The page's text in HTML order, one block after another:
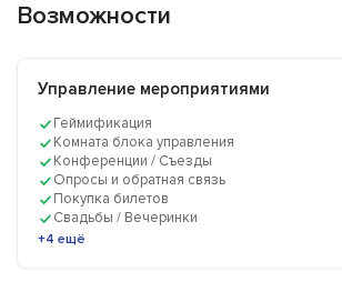
Возможности
Управление мероприятиями
Геймификация
Комната блока управления
Конференции / Съезды
Опросы и обратная связь
Покупка билетов
Свадьбы / Вечеринки
+4 ещё